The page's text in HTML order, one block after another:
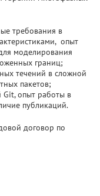
требования в
опыт
моделирования
границ;
течений в сложной
пакетов;
Git, опыт работы в
публикаций.
договор по